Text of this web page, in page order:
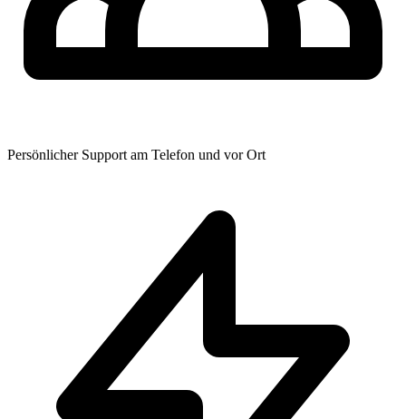
Persönlicher Support am Telefon und vor Ort